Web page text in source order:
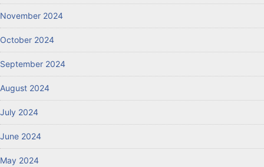
November 2024
October 2024
September 2024
August 2024
July 2024
June 2024
May 2024